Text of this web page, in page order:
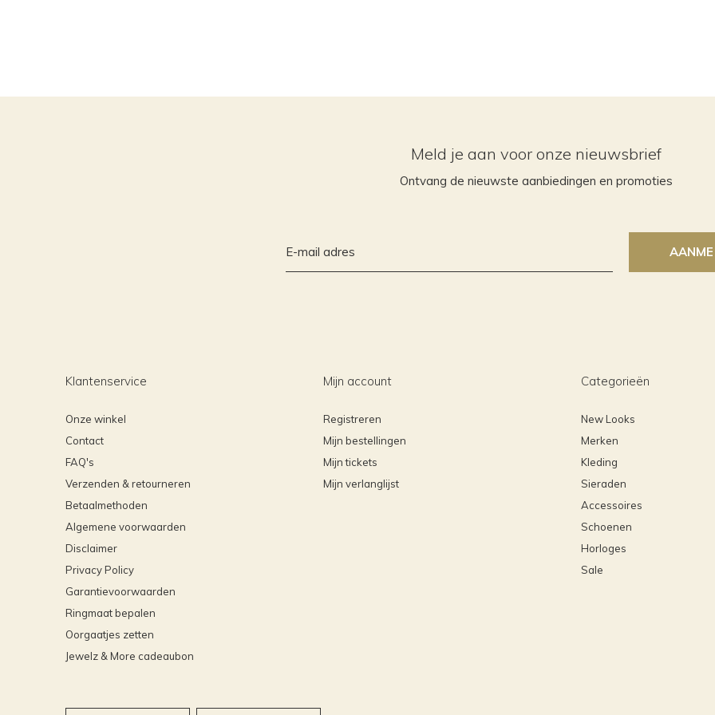
Meld je aan voor onze nieuwsbrief
Ontvang de nieuwste aanbiedingen en promoties
Klantenservice
Onze winkel
Contact
FAQ's
Verzenden & retourneren
Betaalmethoden
Algemene voorwaarden
Disclaimer
Privacy Policy
Garantievoorwaarden
Ringmaat bepalen
Oorgaatjes zetten
Jewelz & More cadeaubon
Mijn account
Registreren
Mijn bestellingen
Mijn tickets
Mijn verlanglijst
Categorieën
New Looks
Merken
Kleding
Sieraden
Accessoires
Schoenen
Horloges
Sale